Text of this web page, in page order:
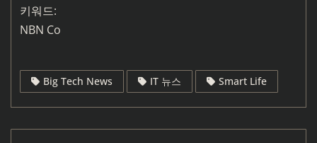
키워드:
NBN Co
Big Tech News IT 뉴스 Smart Life